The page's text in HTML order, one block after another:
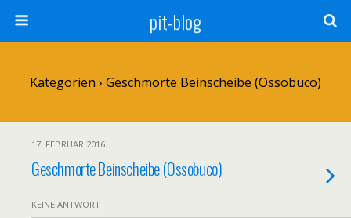
pit-blog
Kategorien › Geschmorte Beinscheibe (Ossobuco)
17. FEBRUAR 2016
Geschmorte Beinscheibe (Ossobuco)
KEINE ANTWORT